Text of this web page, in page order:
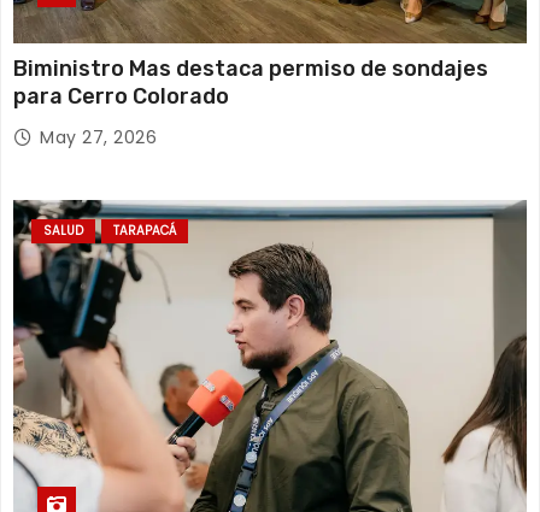
Biministro Mas destaca permiso de sondajes
para Cerro Colorado
May 27, 2026
SALUD TARAPACÁ